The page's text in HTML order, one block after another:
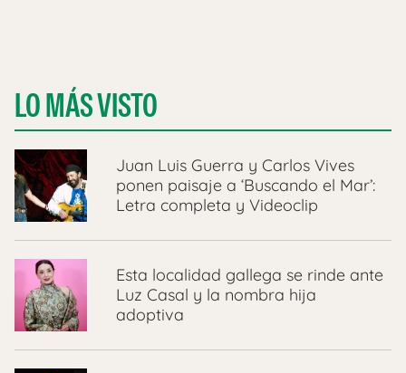
LO MÁS VISTO
Juan Luis Guerra y Carlos Vives
ponen paisaje a ‘Buscando el Mar’:
Letra completa y Videoclip
Esta localidad gallega se rinde ante
Luz Casal y la nombra hija
adoptiva